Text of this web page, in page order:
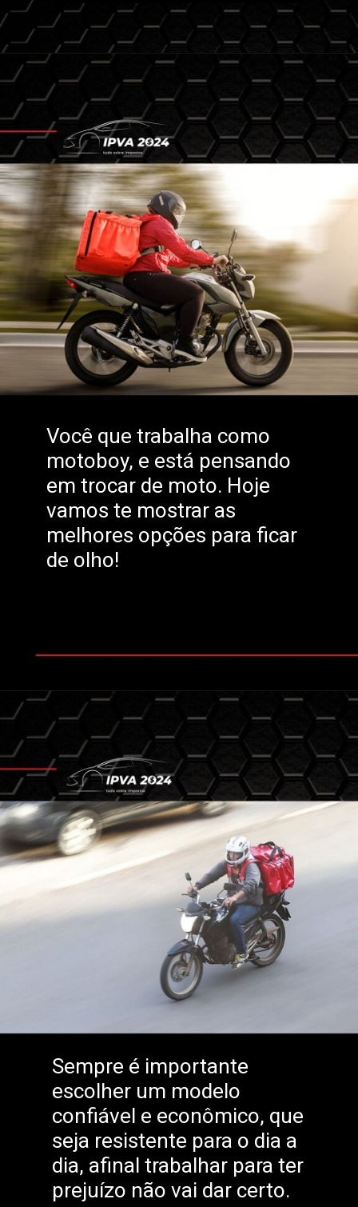
Você que trabalha como
motoboy, e está pensando
em trocar de moto. Hoje
vamos te mostrar as
melhores opções para ficar
de olho!
Sempre é importante
escolher um modelo
confiável e econômico, que
seja resistente para o dia a
dia, afinal trabalhar para ter
prejuízo não vai dar certo.